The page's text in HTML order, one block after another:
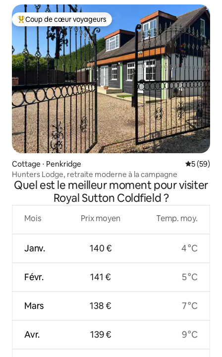
Coups de cœur voyageurs les plus appréciés
Coup de cœur voyageurs
Cottage ⋅ Penkridge
5 (59)
Hunters Lodge, retraite moderne à la campagne
Quel est le meilleur moment pour visiter
Royal Sutton Coldfield ?
Mois
Janv.
Févr.
Mars
Avr.
Prix moyen
140 €
141 €
138 €
139 €
Temp. moy.
4 °C
5 °C
7 °C
9 °C